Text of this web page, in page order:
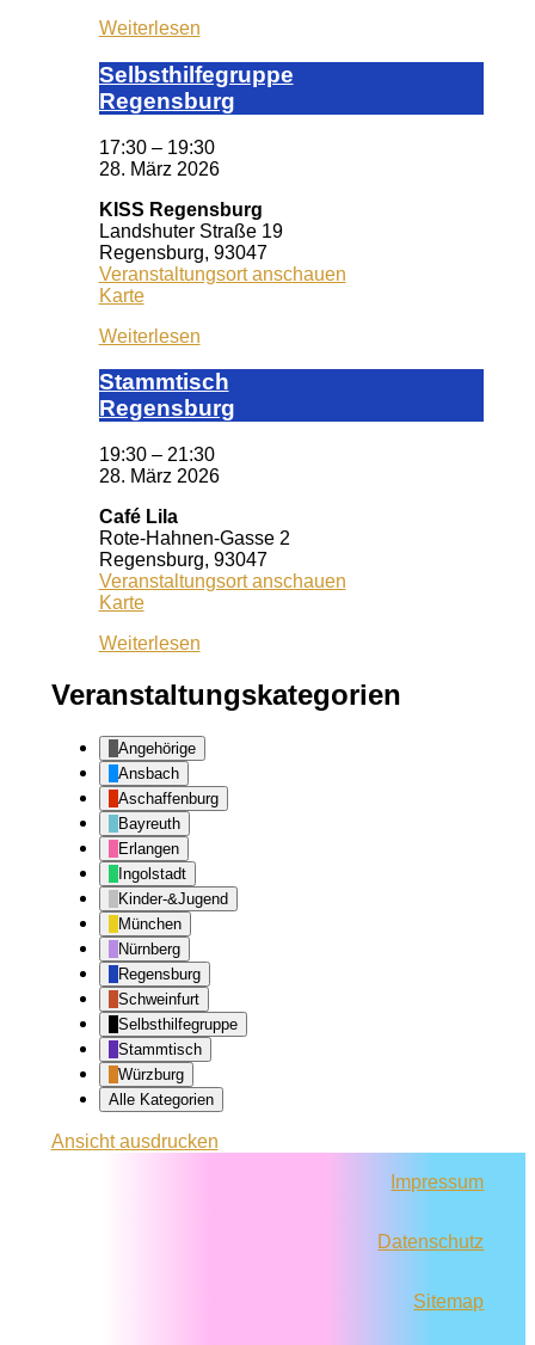
Zentrum
Weiterlesen
Selbst­hil­fe­grup­pe
Re­gens­burg
17:30 – 19:30
28. März 2026
KISS Regensburg
Landshuter Straße 19
Regensburg, 93047
Veranstaltungsort anschauen
KarteKISS
Weiterlesen
Stamm­tisch
Reg­ens­burg
19:30 – 21:30
28. März 2026
Café Lila
Rote-Hahnen-Gasse 2
Regensburg, 93047
Veranstaltungsort anschauen
KarteCafé
Weiterlesen
Veranstaltungskategorien
Angehörige
Ansbach
Aschaffenburg
Bayreuth
Erlangen
Ingolstadt
Kinder-&Jugend
München
Nürnberg
Regensburg
Schweinfurt
Selbsthilfegruppe
Stammtisch
Würzburg
Alle Kategorien
Ansichtausdrucken
Impressum
Datenschutz
Sitemap